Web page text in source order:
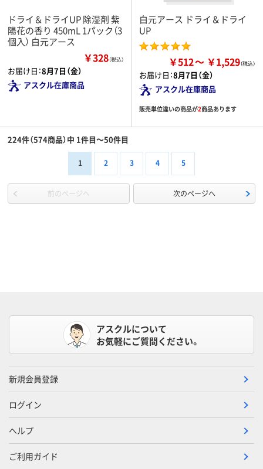
ドライ＆ドライUP 除湿剤 紫
陽花の香り 450mL 1パック（3
個入） 白元アース
￥328（税込）
お届け日：8月7日（金）
アスクル在庫商品
白元アース ドライ＆ドライ
UP
￥512 ￥1,529
お届け日：8月7日（金）
アスクル在庫商品
販売単位違いの商品が2商品あります
224件（574商品）中 1件目～50件目
1 2 3 4 5
前のページへ 次のページへ
アスクルについて
お気軽にご質問ください。
新規会員登録
ログイン
ヘルプ
ご利用ガイド